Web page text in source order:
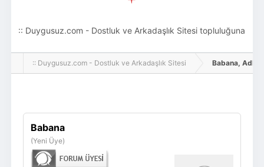
:: Duygusuz.com - Dostluk ve Arkadaşlık Sitesi topluluğuna
hoş geldin ziyaretçi! Aramıza katılmak istersen kayıt
:: Duygusuz.com - Dostluk ve Arkadaşlık Sitesi Babana, Adlı
Babana
(Yeni Üye)